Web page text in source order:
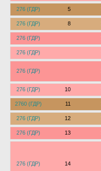
276 (ГДР) 5
276 (ГДР) 8
276 (ГДР)
276 (ГДР)
276 (ГДР)
276 (ГДР) 10
2760 (ГДР) 11
276 (ГДР) 12
276 (ГДР) 13
276 (ГДР) 14